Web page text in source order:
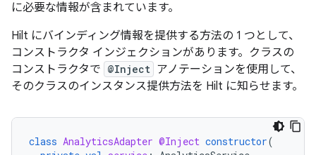
に必要な情報が含まれています。
Hilt にバインディング情報を提供する方法の 1 つとして、
コンストラクタ インジェクションがあります。クラスの
コンストラクタで @Inject アノテーションを使用して、
そのクラスのインスタンス提供方法を Hilt に知らせます。
class AnalyticsAdapter @Inject constructor(